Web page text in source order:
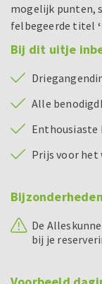
mogelijk punten,
felbegeerde titel
Bij dit uitje
Alle
Enthousiaste
Prijs voor het
Bijzonderheden
De
bij je